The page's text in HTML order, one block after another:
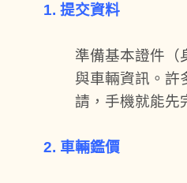
1. 提交資料
準備基本證件（
與車輛資訊。許
請，手機就能先
2. 車輛鑑價